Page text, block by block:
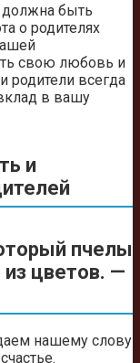
должна быть
о родителях
свою любовь и
родители всегда
в вашу
и
пчелы
цветов. —
нашему слову